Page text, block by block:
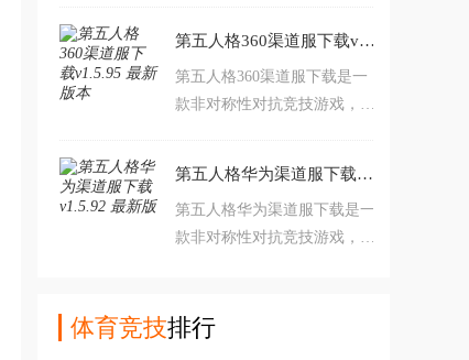
爽玩吧。
者，两种阵营都有着不同的玩
法，是一款非常有趣的游戏。
对此类游戏感兴趣的玩家不要
吧。
第五人格360渠道服下载v1.5.95 最新版本
第五人格360渠道服下载是一
款非对称性对抗竞技游戏，游
角色收集等等，可以给予玩家
超棒游戏体验及乐趣。
第五人格华为渠道服下载v1.5.92 最新版
第五人格华为渠道服下载是一
款非对称性对抗竞技游戏，游
脑剧情，可以给予玩家超棒游
体育竞技排行